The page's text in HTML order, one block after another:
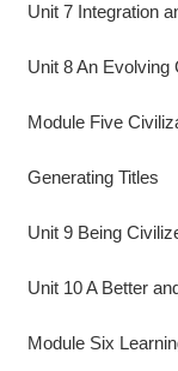
Unit 7 Integration
Unit 8 An Evolving
Module Five
Generating Titles
Unit 9 Being
Unit 10 A Better
Module Six